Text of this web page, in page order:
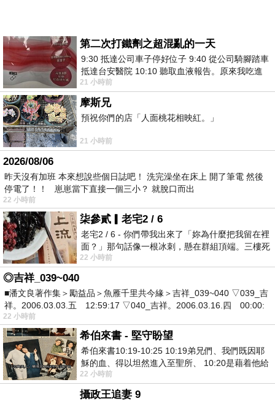
第二次打鐵劑之超混亂的一天
9:30 抵達公司車子停好位子 9:40 從公司騎腳踏車
抵達台安醫院 10:10 聽取血液報告。原來我吃進
去的 B12 彌可保並非沒有吸收而是超
21 小時前
摩斯兄
預祝你們的店「人面桃花相映紅。」
21 小時前
2026/08/06
昨天沒有加班 本來想說些個日誌吧！ 洗完澡坐在床上 開了筆電 然後
停電了！！ 崽崽當下直接一個三小？ 就脫口而出
22 小時前
柒參貳▎老宅2 / 6
老宅2 / 6 - 你們帶我出來了「妳為什麼把我留在裡
面？」那句話像一根冰刺，懸在群組頂端。三樓死
死盯著照片裡的人。那個人確實站在
22 小時前
◎吉祥_039~040
■潘文良著作集＞勵益品＞魚雁千里共今緣＞吉祥_039~040 ▽039_吉
祥。2006.03.03.五 12:59:17 ▽040_吉祥。2006.03.16.四 00:00:
22 小時前
希伯來書 - 堅守盼望
希伯來書10:19-10:25 10:19弟兄們、我們既因耶
穌的血、得以坦然進入至聖所、 10:20是藉着他給
我們開了一條又新又活的路從幔子經過
22 小時前
攝政王追妻 9